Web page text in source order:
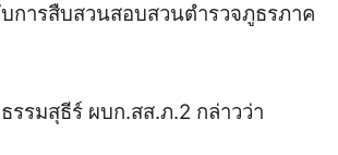
การสืบสวนสอบสวนตำรวจภูธรภาค
รรมสุธีร์ ผบก.สส.ภ.2 กล่าวว่า